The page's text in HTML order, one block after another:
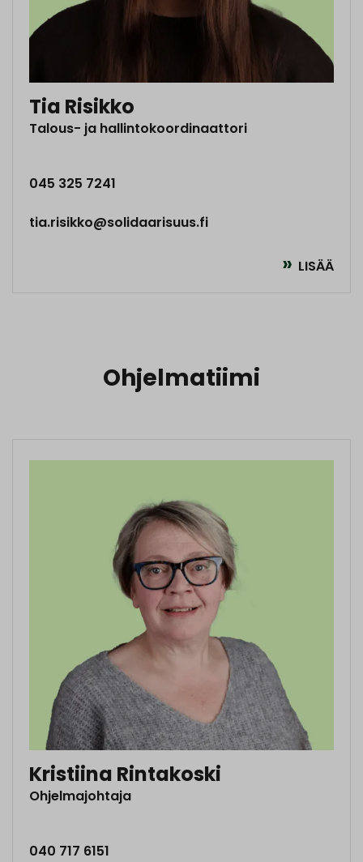
Tia Risikko
Talous- ja hallintokoordinaattori
045 325 7241
tia.risikko@solidaarisuus.fi
LISÄÄ
Ohjelmatiimi
Kristiina Rintakoski
Ohjelmajohtaja
040 717 6151